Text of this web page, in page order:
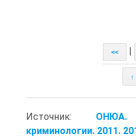
<<
↑
Источник:
криминологии. 2011.